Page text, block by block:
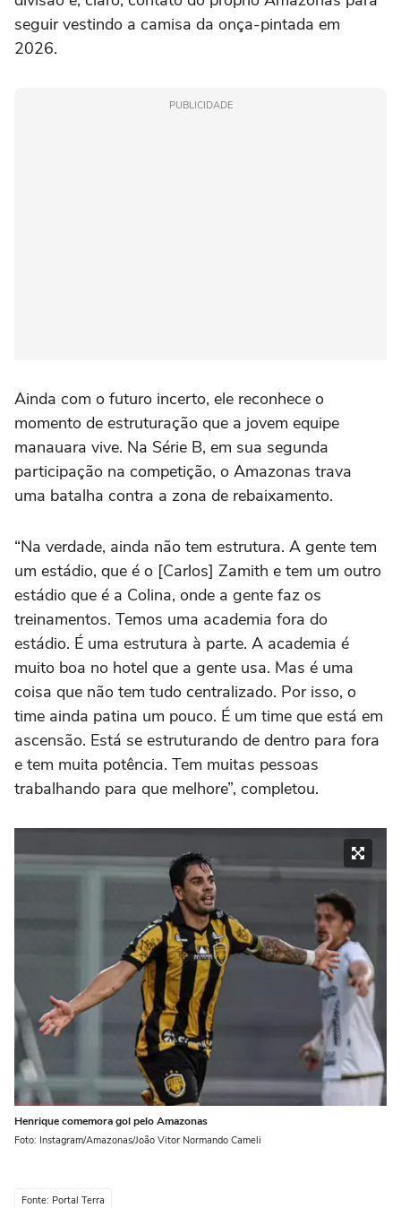
seguir vestindo a camisa da onça-pintada em
2026.
PUBLICIDADE
Ainda com o futuro incerto, ele reconhece o
momento de estruturação que a jovem equipe
manauara vive. Na Série B, em sua segunda
participação na competição, o Amazonas trava
uma batalha contra a zona de rebaixamento.
“Na verdade, ainda não tem estrutura. A gente tem
um estádio, que é o [Carlos] Zamith e tem um outro
estádio que é a Colina, onde a gente faz os
treinamentos. Temos uma academia fora do
estádio. É uma estrutura à parte. A academia é
muito boa no hotel que a gente usa. Mas é uma
coisa que não tem tudo centralizado. Por isso, o
time ainda patina um pouco. É um time que está em
ascensão. Está se estruturando de dentro para fora
e tem muita potência. Tem muitas pessoas
trabalhando para que melhore”, completou.
Henrique comemora gol pelo Amazonas
Foto: Instagram/Amazonas/João Vitor Normando Cameli
Fonte: Portal Terra